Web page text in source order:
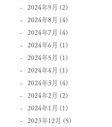
2024年9月 (2)
2024年8月 (4)
2024年7月 (4)
2024年6月 (1)
2024年5月 (1)
2024年4月 (1)
2024年3月 (4)
2024年2月 (2)
2024年1月 (1)
2023年12月 (5)